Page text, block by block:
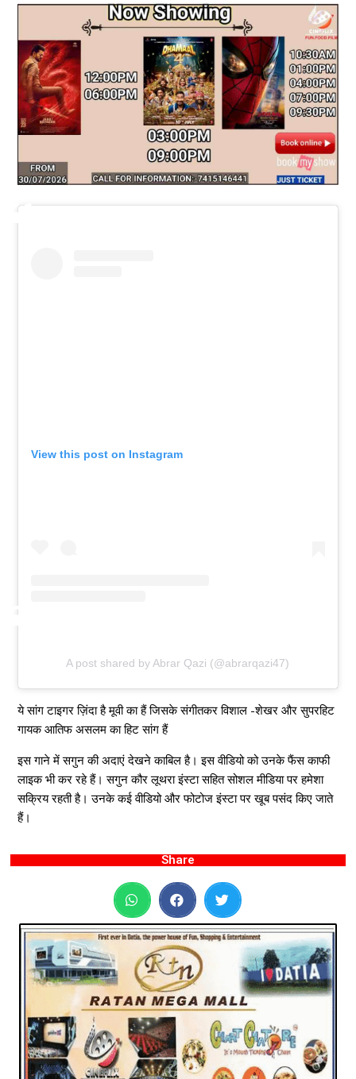
View this post on Instagram
A post shared by Abrar Qazi (@abrarqazi47)
ये सांग टाइगर ज़िंदा है मूवी का हैं जिसके संगीतकर विशाल -शेखर और सुपरहिट
गायक आतिफ असलम का हिट सांग हैं
इस गाने में सगुन की अदाएं देखने काबिल है। इस वीडियो को उनके फैंस काफी
लाइक भी कर रहे हैं। सगुन कौर लूथरा इंस्टा सहित सोशल मीडिया पर हमेशा
सक्रिय रहती है। उनके कई वीडियो और फोटोज इंस्टा पर खूब पसंद किए जाते
हैं।
Share